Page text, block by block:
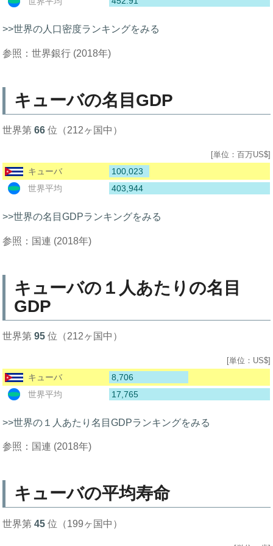
>>世界の人口密度ランキングをみる
参照：世界銀行 (2018年)
キューバの名目GDP
世界第66 位（212ヶ国中）
[単位：百万US$]
キューバ
100,023
世界平均
403,944
>>世界の名目GDPランキングをみる
参照：国連 (2018年)
キューバの１人あたりの名目
GDP
世界第95 位（212ヶ国中）
[単位：US$]
キューバ
8,706
世界平均
17,765
>>世界の１人あたり名目GDPランキングをみる
参照：国連 (2018年)
キューバの平均寿命
世界第45 位（199ヶ国中）